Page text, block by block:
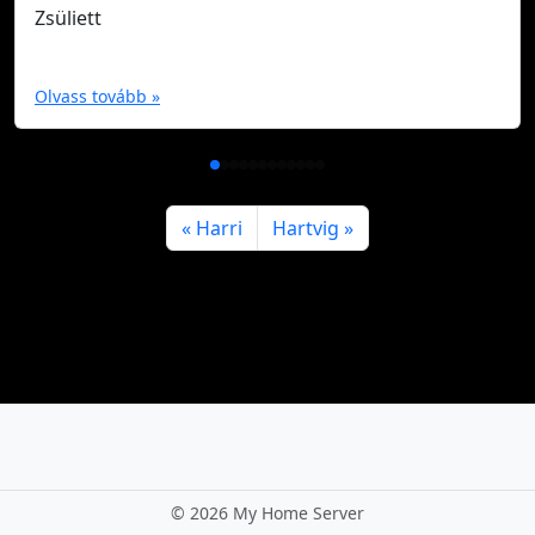
Zsüliett
Olvass tovább »
Harri Hartvig
© 2026 My Home Server